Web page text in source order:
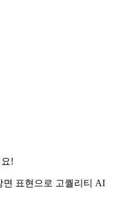
!
면 표현으로 고퀄리티 AI